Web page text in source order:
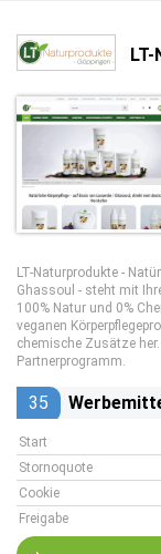
LT-Naturprodukte -
Ghassoul - steht mit
100% Natur und 0%
veganen
chemische Zusätze
Partnerprogramm.
35
Start
Stornoquote
Cookie
Freigabe